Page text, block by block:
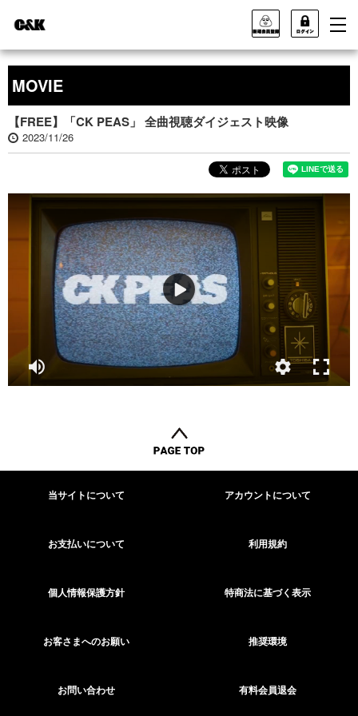
MOVIE
【FREE】「CK PEAS」 全曲視聴ダイジェスト映像
2023/11/26
当サイトについて アカウントについて
お支払いについて 利用規約
個人情報保護方針 特商法に基づく表示
お客さまへのお願い 推奨環境
お問い合わせ 有料会員退会